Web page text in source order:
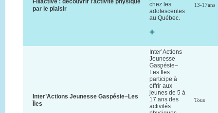
par le plaisir
chez les
adolescentes
au Québec.
+
13-17ans
Inter’Actions Jeunesse Gaspésie–Les
Îles
Inter’Actions
Jeunesse
Gaspésie–
Les Îles
participe à
offrir aux
jeunes de 5 à
17 ans des
activités
Tous